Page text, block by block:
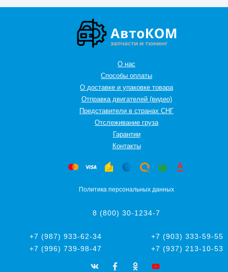
О нас
Способы оплаты
О доставке и упаковке товара
Отправка двигателей (видео)
Представители в странах СНГ
Oтслеживание груза
Гарантии
Контакты
Политика персональных данных
8 (800) 30-1234-7
+7 (987) 933-62-34
+7 (903) 333-59-55
+7 (996) 739-98-47
+7 (937) 213-10-53